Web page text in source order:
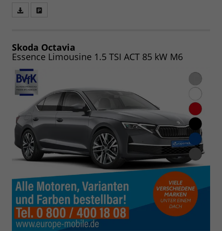
speichern/drucken
Skoda Octavia
Essence Limousine 1.5 TSI ACT 85 kW M6